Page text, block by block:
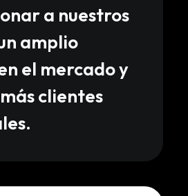
a nuestros
amplio
el mercado y
clientes